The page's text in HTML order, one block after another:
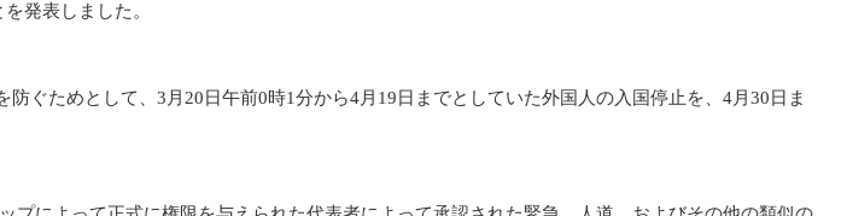
発表しました。
ためとして、3月20日午前0時1分から4月19日までとしていた外国人の入国停止を、4月30日ま